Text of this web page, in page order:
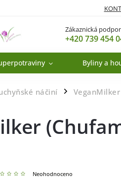
Zákaznická
+420 739 454
Byliny a
náčiní / VeganMilker
Neohodnoceno